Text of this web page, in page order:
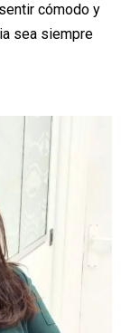
cómodo y
sea siempre